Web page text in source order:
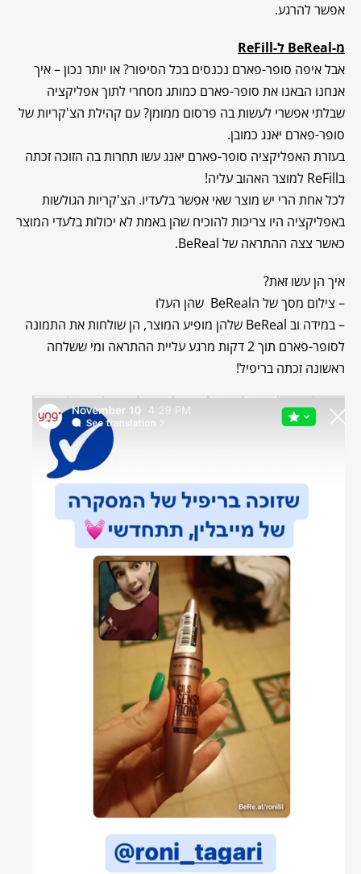
אפשר להרגע.
מ-BeReal ל-ReFill
אבל איפה סופר-פארם נכנסים בכל הסיפור? או יותר נכון – איך
אנחנו הבאנו את סופר-פארם כמותג מסחרי לתוך אפליקציה
שבלתי אפשרי לעשות בה פרסום ממומן? עם קהילת הצ'קריות של
סופר-פארם יאנג כמובן.
בעזרת האפליקציה סופר-פארם יאנג עשו תחרות בה הזוכה זכתה
בReFill למוצר האהוב עליה!
לכל אחת הרי יש מוצר שאי אפשר בלעדיו. הצ'קריות הגולשות
באפליקציה היו צריכות להוכיח שהן באמת לא יכולות בלעדי המוצר
כאשר צצה ההתראה של BeReal.
איך הן עשו זאת?
– צילום מסך של הBeReal שהן העלו
– במידה וב BeReal שלהן מופיע המוצר, הן שולחות את התמונה
לסופר-פארם תוך 2 דקות מרגע עליית ההתראה ומי ששלחה
ראשונה זכתה בריפיל!